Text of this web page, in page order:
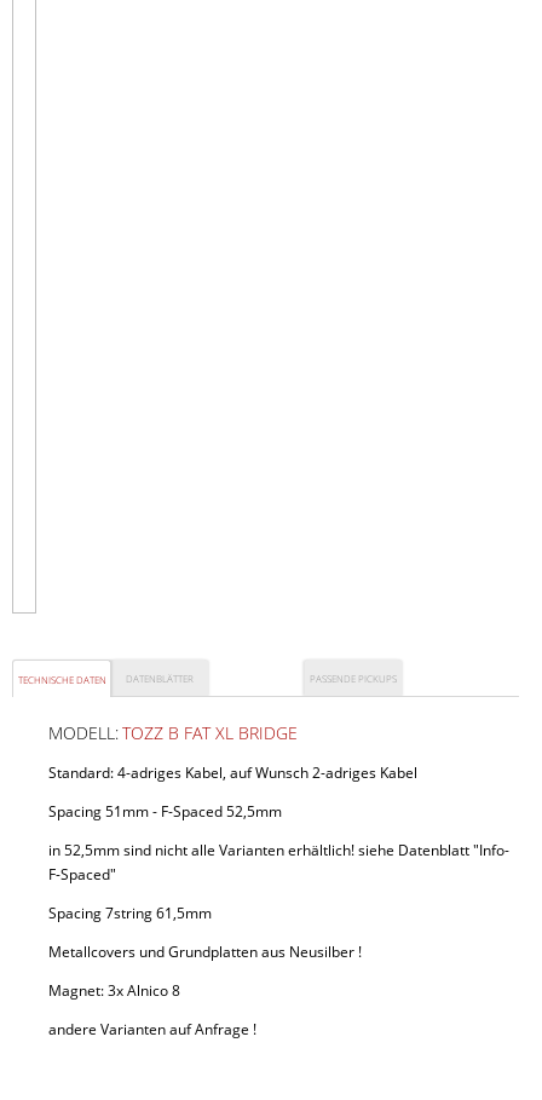
TECHNISCHE DATEN DATENBLÄTTER PASSENDE PICKUPS
MODELL:TOZZ B FAT XL BRIDGE
Standard: 4-adriges Kabel, auf Wunsch 2-adriges Kabel
Spacing 51mm - F-Spaced 52,5mm
in 52,5mm sind nicht alle Varianten erhältlich! siehe Datenblatt "Info-
F-Spaced"
Spacing 7string 61,5mm
Metallcovers und Grundplatten aus Neusilber !
Magnet: 3x Alnico 8
andere Varianten auf Anfrage !
VIN+ N NECK
Preis:135,00 €